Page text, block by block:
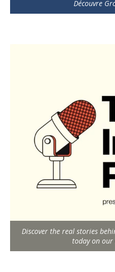
Découvre
Discover the real stories
today on our